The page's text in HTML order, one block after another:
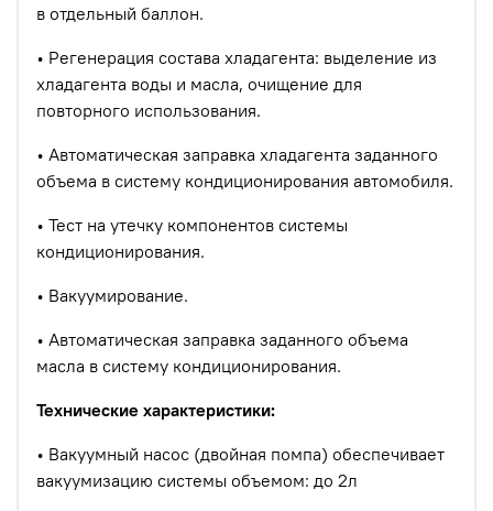
в отдельный баллон.
• Регенерация состава хладагента: выделение из
хладагента воды и масла, очищение для
повторного использования.
• Автоматическая заправка хладагента заданного
объема в систему кондиционирования автомобиля.
• Тест на утечку компонентов системы
кондиционирования.
• Вакуумирование.
• Автоматическая заправка заданного объема
масла в систему кондиционирования.
Технические характеристики:
• Вакуумный насос (двойная помпа) обеспечивает
вакуумизацию системы объемом: до 2л